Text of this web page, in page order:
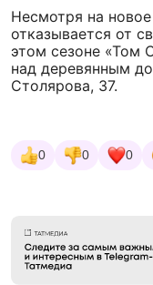
Несмотря на
отказывается от
этом сезоне «Том
над деревянным
Столярова, 37.
0 0 0